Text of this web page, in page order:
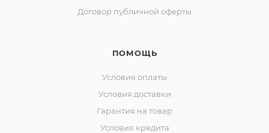
Договор публичной оферты
ПОМОЩЬ
Условия оплаты
Условия доставки
Гарантия на товар
Условия кредита